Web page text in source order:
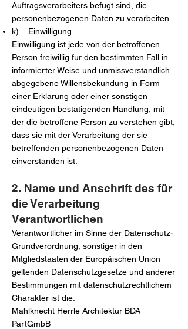
Auftragsverarbeiters befugt sind, die
personenbezogenen Daten zu verarbeiten.
k) Einwilligung
Einwilligung ist jede von der betroffenen
Person freiwillig für den bestimmten Fall in
informierter Weise und unmissverständlich
abgegebene Willensbekundung in Form
einer Erklärung oder einer sonstigen
eindeutigen bestätigenden Handlung, mit
der die betroffene Person zu verstehen gibt,
dass sie mit der Verarbeitung der sie
betreffenden personenbezogenen Daten
einverstanden ist.
2. Name und Anschrift des für
die Verarbeitung
Verantwortlichen
Verantwortlicher im Sinne der Datenschutz-
Grundverordnung, sonstiger in den
Mitgliedstaaten der Europäischen Union
geltenden Datenschutzgesetze und anderer
Bestimmungen mit datenschutzrechtlichem
Charakter ist die:
Mahlknecht Herrle Architektur BDA
PartGmbB